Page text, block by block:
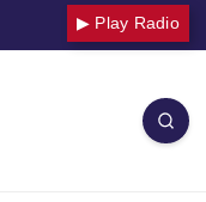
▶ Play Radio